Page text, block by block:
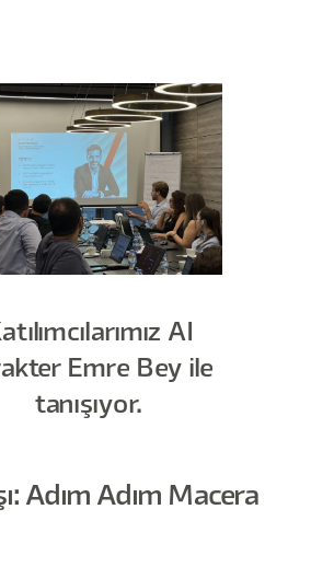
AI
Emre Bey ile
tanışıyor.
Adım Adım Macera